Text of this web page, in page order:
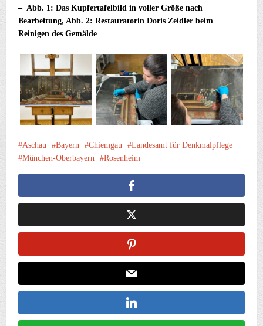
– Abb. 1: Das Kupfertafelbild in voller Größe nach
Bearbeitung, Abb. 2: Restauratorin Doris Zeidler beim
Reinigen des Gemälde
Aschau Bayern Chiemgau
Landesamt für Denkmalpflege
München-Oberbayern
Rosenheim